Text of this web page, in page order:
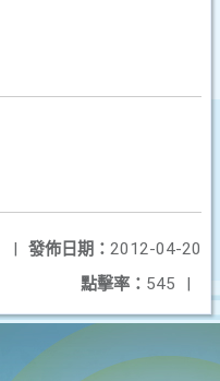
發佈日期： 2012-04-20
|
點擊率： 545 |